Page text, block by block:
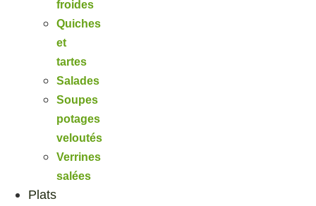
froides
Quiches
et
tartes
Salades
Soupes
potages
veloutés
Verrines
salées
Plats